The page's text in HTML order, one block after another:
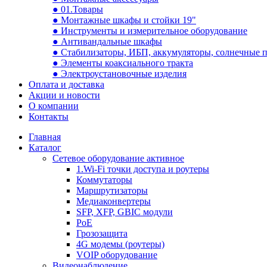
● 01.Товары
● Монтажные шкафы и стойки 19"
● Инструменты и измерительное оборудование
● Антивандальные шкафы
● Стабилизаторы, ИБП, аккумуляторы, солнечные
● Элементы коаксиального тракта
● Электроустановочные изделия
Оплата и доставка
Акции и новости
О компании
Контакты
Главная
Каталог
Сетевое оборудование активное
1.Wi-Fi точки доступа и роутеры
Коммутаторы
Маршрутизаторы
Медиаконвертеры
SFP, XFP, GBIC модули
PoE
Грозозащита
4G модемы (роутеры)
VOIP оборудование